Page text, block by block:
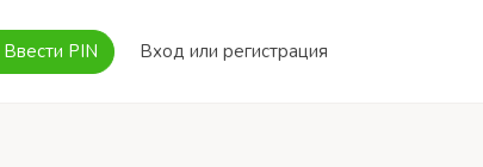
Ввести PIN Вход или регистрация